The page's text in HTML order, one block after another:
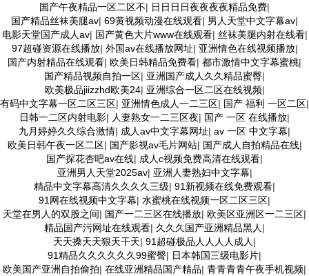
国产午夜精品一区二区不| 日日日日夜夜夜夜精品免费|
国产精品丝袜美腿av| 69黄视频动漫在线观看| 男人天堂中文字幕av|
电影天堂国产成人av| 国产黄色大片www在线观看| 丝袜美腿内射在线看|
97超碰资源在线播放| 外国av在线播放网址| 亚洲情色在线视频播放|
国产内射精品在线观看| 欧美日韩精品免费看| 都市激情中文字幕蜜桃|
国产精品视频自拍一区| 亚洲国产成人久久精品蜜臀|
欧美极品jiizzhd欧美24| 亚洲综合一区二区在线视频|
有码中文字幕一区二区三区| 亚洲情色成人一二三区| 国产 福利 一区二区|
日韩一二区内射电影| 人妻熟女一二三区夜| 国产 一区 在线播放|
九月婷婷久久综合激情| 成人av中文字幕网址| av 一区 中文字幕|
欧美日韩午夜一区二区| 国产影视av毛片网站| 国产成人自拍精品在线|
国产探花杏吧av在线| 成人c视频免费高清在线观看|
亚洲男人天堂2025av| 亚洲人妻熟妇中文字幕|
精品中文字幕高清久久久久三级| 91新视频在线免费观看|
91网在线视频中文字幕| 水蜜桃在线视频一区二区三区|
天堂在男人的双股之间| 国产一二三区在线播放| 欧美区亚洲区一二三区|
精品国产污网址在线观看| 久久久国产亚洲精品黑人 |
天天搡天天狠天干天| 91超碰极品人人人人成人 |
91精品久久久久久久99蜜臀| 日本韩国三级电影片|
欧美国产亚洲自拍偷拍| 在线亚洲精品国产精品| 青青青青午夜手机视频|